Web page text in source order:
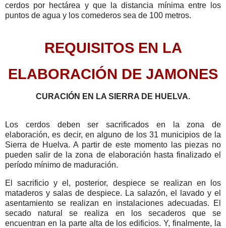
cerdos por hectárea y que la distancia mínima entre los
puntos de agua y los comederos sea de 100 metros.
REQUISITOS EN LA
ELABORACIÓN DE JAMONES
CURACIÓN EN LA SIERRA DE HUELVA.
Los cerdos deben ser sacrificados en la zona de
elaboración, es decir, en alguno de los 31 municipios de la
Sierra de Huelva. A partir de este momento las piezas no
pueden salir de la zona de elaboración hasta finalizado el
período mínimo de maduración.
El sacrificio y el, posterior, despiece se realizan en los
mataderos y salas de despiece. La salazón, el lavado y el
asentamiento se realizan en instalaciones adecuadas. El
secado natural se realiza en los secaderos que se
encuentran en la parte alta de los edificios. Y, finalmente, la